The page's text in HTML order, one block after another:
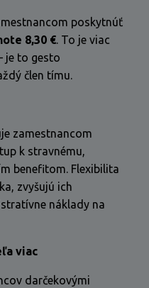
poskytnúť
8,30 €. To je viac
je to gesto
člen tímu.
zamestnancom
k stravnému,
benefitom. Flexibilita
zvyšujú ich
náklady na
viac
darčekovými